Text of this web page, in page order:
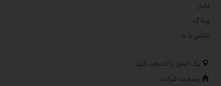
اخبار
وبلاگ
تماس با ما
یک کشور را انتخاب کنید
وبسایت شرکت